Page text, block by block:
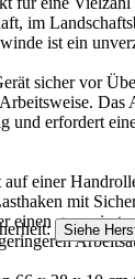
im
ist ein
sicher vor
Das
und erfordert
auf einer
mit
einen Siehe